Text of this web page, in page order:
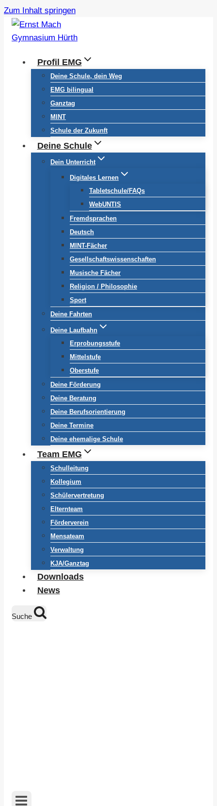
Zum Inhalt springen
Profil EMG
Deine Schule, dein Weg
EMG bilingual
Ganztag
MINT
Schule der Zukunft
Deine Schule
Dein Unterricht
Digitales Lernen
Tabletschule/FAQs
WebUNTIS
Fremdsprachen
Deutsch
MINT-Fächer
Gesellschaftswissenschaften
Musische Fächer
Religion / Philosophie
Sport
Deine Fahrten
Deine Laufbahn
Erprobungsstufe
Mittelstufe
Oberstufe
Deine Förderung
Deine Beratung
Deine Berufsorientierung
Deine Termine
Deine ehemalige Schule
Team EMG
Schulleitung
Kollegium
Schülervertretung
Elternteam
Förderverein
Mensateam
Verwaltung
KJA/Ganztag
Downloads
News
Suche